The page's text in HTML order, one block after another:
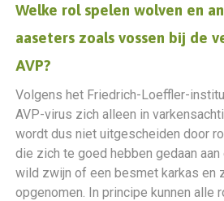
Welke rol spelen wolven en
aaseters zoals vossen bij de
AVP?
Volgens het Friedrich-Loeffler-
AVP-virus zich alleen in
wordt dus niet uitgescheiden door
die zich te goed hebben gedaan
wild zwijn of een besmet karkas en
opgenomen. In principe kunnen alle